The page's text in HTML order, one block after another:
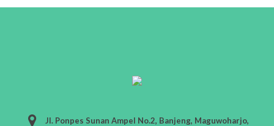
Jl. Ponpes Sunan Ampel No.2, Banjeng, Maguwoharjo,